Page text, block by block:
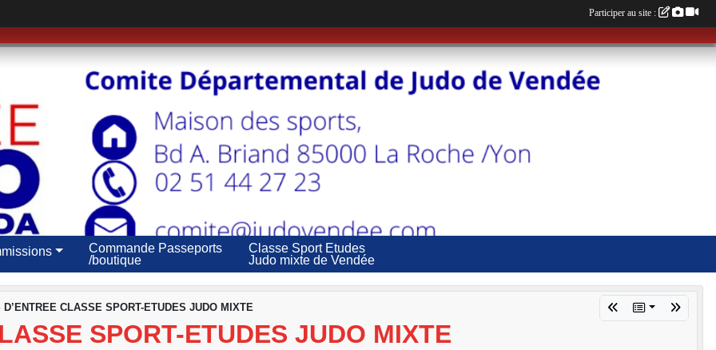
Commande Passeports
/boutique
Classe Sport Etudes
Judo mixte de Vendée
D’ENTREE CLASSE SPORT-ETUDES JUDO MIXTE
SPORT-ETUDES JUDO MIXTE
Participer au site :